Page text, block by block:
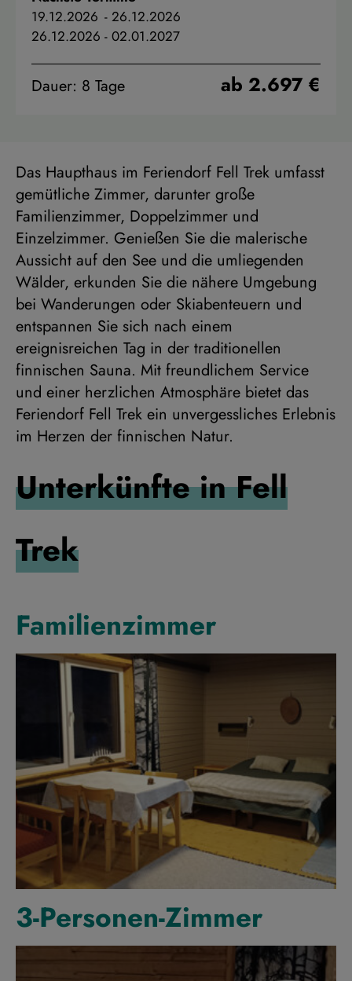
19.12.2026 - 26.12.2026
26.12.2026 - 02.01.2027
Dauer: 8 Tage ab 2.697 €
Das Haupthaus im Feriendorf Fell Trek umfasst
gemütliche Zimmer, darunter große
Familienzimmer, Doppelzimmer und
Einzelzimmer. Genießen Sie die malerische
Aussicht auf den See und die umliegenden
Wälder, erkunden Sie die nähere Umgebung
bei Wanderungen oder Skiabenteuern und
entspannen Sie sich nach einem
ereignisreichen Tag in der traditionellen
finnischen Sauna. Mit freundlichem Service
und einer herzlichen Atmosphäre bietet das
Feriendorf Fell Trek ein unvergessliches Erlebnis
im Herzen der finnischen Natur.
Unterkünfte in Fell
Trek
Familienzimmer
3-Personen-Zimmer